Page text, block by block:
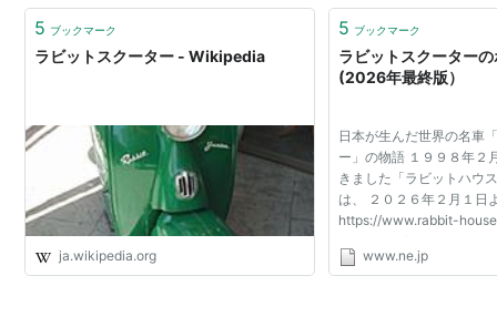
5 ブックマーク
ラビットスクーター - Wikipedia
ja.wikipedia.org
5 ブックマーク
ラビットスクーター
(2026年最終版）
日本が生んだ世界の名車
ー」の物語 １９９８年２
きました「ラビットハウ
は、 ２０２６年２月１日
https://www.rabbit-
ビット オーナーズリスト
www.ne.jp